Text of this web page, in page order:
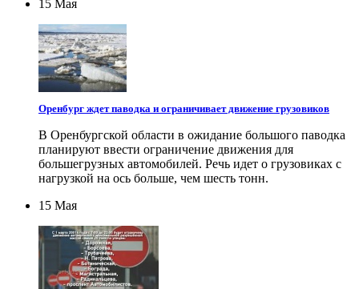
15 Мая
Оренбург ждет паводка и ограничивает движение грузовиков
В Оренбургской области в ожидание большого паводка
планируют ввести ограничение движения для
большегрузных автомобилей. Речь идет о грузовиках с
нагрузкой на ось больше, чем шесть тонн.
15 Мая